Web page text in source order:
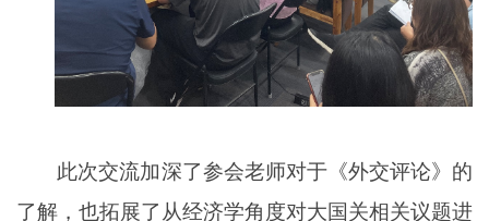
此次交流加深了参会老师对于《外交评论》的
了解，也拓展了从经济学角度对大国关相关议题进